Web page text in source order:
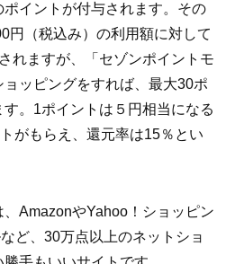
イントが付与されます。その
円（税込み）の利用額に対して
れますが、「セゾンポイントモ
ッピングをすれば、最大30ポ
。1ポイントは５円相当になる
がもらえ、還元率は15％とい
AmazonやYahoo！ショッピン
ど、30万点以上のネットショ